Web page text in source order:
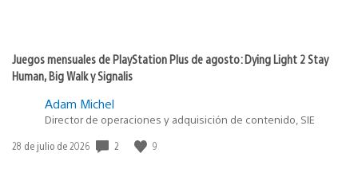
Juegos mensuales de PlayStation Plus de agosto: Dying Light 2 Stay
Human, Big Walk y Signalis
Adam Michel
Director de operaciones y adquisición de contenido, SIE
Fecha
28 de julio de 2026 2 9